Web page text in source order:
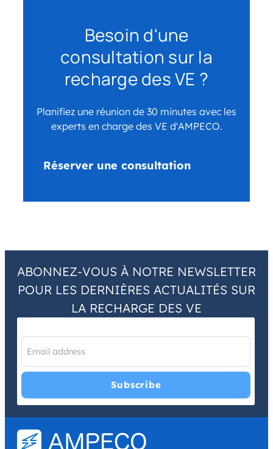
Besoin d'une
consultation sur la
recharge des VE ?
Planifiez une réunion de 30 minutes avec les
experts en charge des VE d'AMPECO.
Réserver une consultation
ABONNEZ-VOUS À NOTRE NEWSLETTER
POUR LES DERNIÈRES ACTUALITÉS SUR
LA RECHARGE DES VE
I have read and agree with thePrivacy PolicyandTerms and
Conditions.*